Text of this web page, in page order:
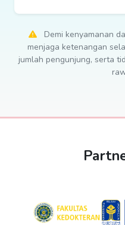
Demi kenyamanan
menjaga ketenangan
jumlah pengunjung, serta